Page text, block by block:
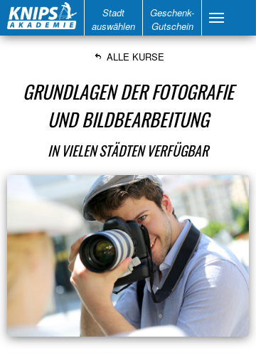
Stadt
auswählen
Geschenk-
Gutschein
ALLE KURSE
GRUNDLAGEN DER FOTOGRAFIE
UND BILDBEARBEITUNG
IN VIELEN STÄDTEN VERFÜGBAR